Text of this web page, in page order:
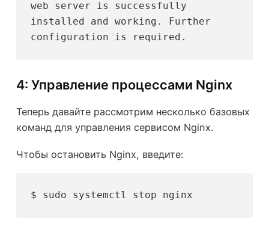
web server is successfully
installed and working. Further
configuration is required.
4: Управление процессами Nginx
Теперь давайте рассмотрим несколько базовых
команд для управления сервисом Nginx.
Чтобы остановить Nginx, введите:
$ sudo systemctl stop nginx